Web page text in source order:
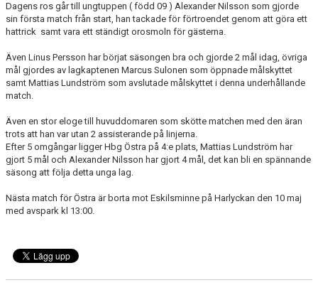
Dagens ros går till ungtuppen ( född 09 ) Alexander Nilsson som gjorde
sin första match från start, han tackade för förtroendet genom att göra ett
hattrick samt vara ett ständigt orosmoln för gästerna.
Även Linus Persson har börjat säsongen bra och gjorde 2 mål idag, övriga
mål gjordes av lagkaptenen Marcus Sulonen som öppnade målskyttet
samt Mattias Lundström som avslutade målskyttet i denna underhållande
match.
Även en stor eloge till huvuddomaren som skötte matchen med den äran
trots att han var utan 2 assisterande på linjerna.
Efter 5 omgångar ligger Hbg Östra på 4:e plats, Mattias Lundström har
gjort 5 mål och Alexander Nilsson har gjort 4 mål, det kan bli en spännande
säsong att följa detta unga lag.
Nästa match för Östra är borta mot Eskilsminne på Harlyckan den 10 maj
med avspark kl 13:00.